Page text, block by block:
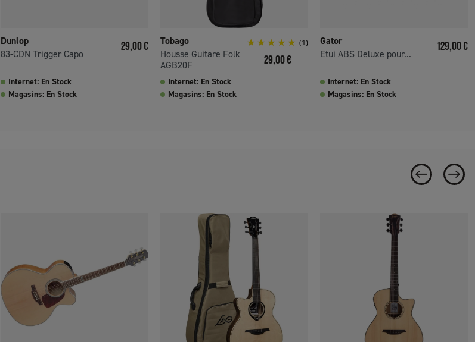
Dunlop
83-CDN Trigger Capo
Prix
29,00 €
Internet: En Stock
Magasins: En Stock
Tobago
Housse Guitare Folk
AGB20F
(1)
Prix
29,00 €
Internet: En Stock
Magasins: En Stock
Gator
Etui ABS Deluxe pour...
Prix
129,00 €
Internet: En Stock
Magasins: En Stock